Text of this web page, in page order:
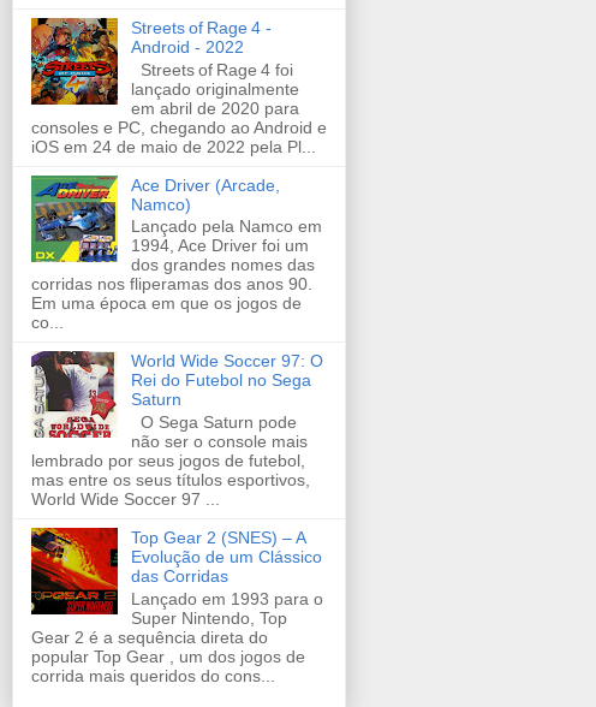
Streets of Rage 4 -
Android - 2022
Streets of Rage 4 foi
lançado originalmente
em abril de 2020 para
consoles e PC, chegando ao Android e
iOS em 24 de maio de 2022 pela Pl...
Ace Driver (Arcade,
Namco)
Lançado pela Namco em
1994, Ace Driver foi um
dos grandes nomes das
corridas nos fliperamas dos anos 90.
Em uma época em que os jogos de
co...
World Wide Soccer 97: O
Rei do Futebol no Sega
Saturn
O Sega Saturn pode
não ser o console mais
lembrado por seus jogos de futebol,
mas entre os seus títulos esportivos,
World Wide Soccer 97 ...
Top Gear 2 (SNES) – A
Evolução de um Clássico
das Corridas
Lançado em 1993 para o
Super Nintendo, Top
Gear 2 é a sequência direta do
popular Top Gear , um dos jogos de
corrida mais queridos do cons...